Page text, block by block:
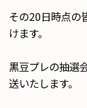
その20日時点の
けます。
黒豆プレの抽選
送いたします。